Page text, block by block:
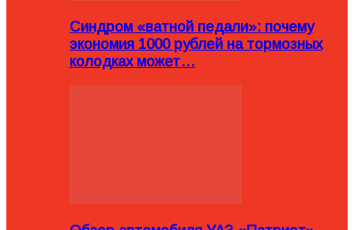
Синдром «ватной педали»: почему
экономия 1000 рублей на тормозных
колодках может…